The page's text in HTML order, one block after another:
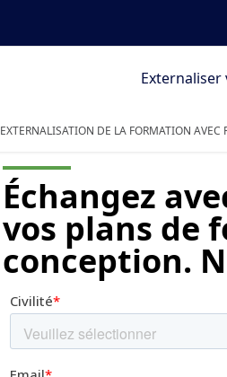
EXTERNALISATION DE LA FORMATION AVEC
Échangez
vos plans de
conception.